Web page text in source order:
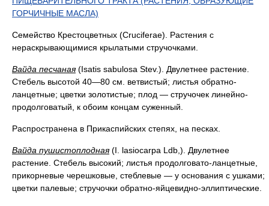
ГОРЧИЧНЫЕ МАСЛА)
Семейство Крестоцветных (Cruciferae). Растения с
нераскрывающимися крылатыми стручочками.
Вайда песчаная(Isatis sabulosa Stev.). Двулетнее растение.
Стебель высотой 40—80 см. ветвистый; листья обратно-
ланцетные; цветки золотистые; плод — стручочек линейно-
продолговатый, к обоим концам суженный.
Распространена в Прикаспийских степях, на песках.
Вайда пушистоплодная(I. lasiocarpa Ldb,). Двулетнее
растение. Стебель высокий; листья продолговато-ланцетные,
прикорневые черешковые, стеблевые — у основания с ушками;
цветки палевые; стручочки обратно-яйцевидно-эллиптические.